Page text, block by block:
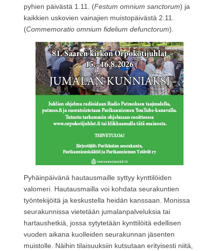
pyhien päivästä 1.11. (Festum omnium sanctorum) ja
kaikkien uskovien vainajien muistopäivästä 2.11.
(Commemoratio omnium fidelium defunctorum).
Pyhäinpäivänä hautausmaille syttyy kynttilöiden
valomeri. Hautausmailla voi kohdata seurakuntien
työntekijöitä ja keskustella heidän kanssaan. Monissa
seurakunnissa vietetään jumalanpalveluksia tai
hartaushetkiä, jossa sytytetään kynttilöitä edellisen
vuoden aikana kuolleiden seurakunnan jäsenten
muistolle. Näihin tilaisuuksiin kutsutaan erityisesti niitä,